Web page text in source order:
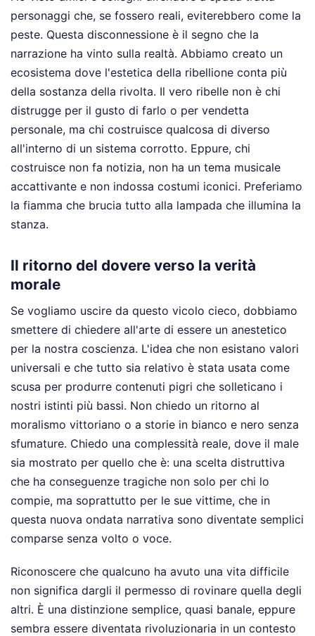
personaggi che, se fossero reali, eviterebbero come la
peste. Questa disconnessione è il segno che la
narrazione ha vinto sulla realtà. Abbiamo creato un
ecosistema dove l'estetica della ribellione conta più
della sostanza della rivolta. Il vero ribelle non è chi
distrugge per il gusto di farlo o per vendetta
personale, ma chi costruisce qualcosa di diverso
all'interno di un sistema corrotto. Eppure, chi
costruisce non fa notizia, non ha un tema musicale
accattivante e non indossa costumi iconici. Preferiamo
la fiamma che brucia tutto alla lampada che illumina la
stanza.
Il ritorno del dovere verso la verità
morale
Se vogliamo uscire da questo vicolo cieco, dobbiamo
smettere di chiedere all'arte di essere un anestetico
per la nostra coscienza. L'idea che non esistano valori
universali e che tutto sia relativo è stata usata come
scusa per produrre contenuti pigri che solleticano i
nostri istinti più bassi. Non chiedo un ritorno al
moralismo vittoriano o a storie in bianco e nero senza
sfumature. Chiedo una complessità reale, dove il male
sia mostrato per quello che è: una scelta distruttiva
che ha conseguenze tragiche non solo per chi lo
compie, ma soprattutto per le sue vittime, che in
questa nuova ondata narrativa sono diventate semplici
comparse senza volto o voce.
Riconoscere che qualcuno ha avuto una vita difficile
non significa dargli il permesso di rovinare quella degli
altri. È una distinzione semplice, quasi banale, eppure
sembra essere diventata rivoluzionaria in un contesto